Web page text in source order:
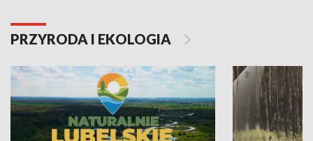
PRZYRODA I EKOLOGIA